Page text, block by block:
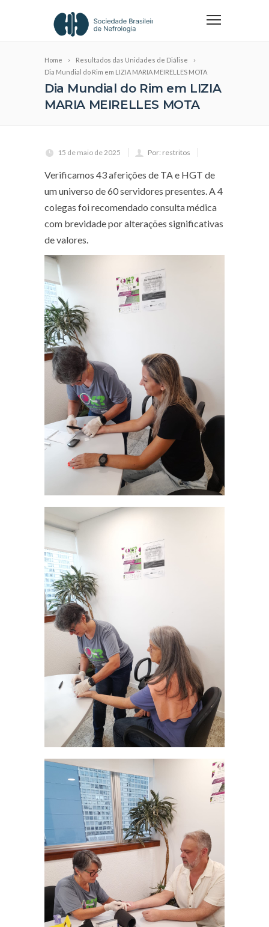
Home
Resultados das Unidades de Diálise
Dia Mundial do Rim em LIZIA MARIA MEIRELLES MOTA
Dia Mundial do Rim em LIZIA
MARIA MEIRELLES MOTA
15 de maio de 2025 Por: restritos
Verificamos 43 aferições de TA e HGT de
um universo de 60 servidores presentes. A 4
colegas foi recomendado consulta médica
com brevidade por alterações significativas
de valores.